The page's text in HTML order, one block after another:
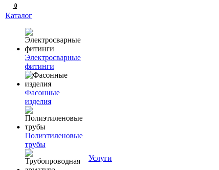
0
Каталог
Электросварные
фитинги
Фасонные
изделия
Полиэтиленовые
трубы
Услуги